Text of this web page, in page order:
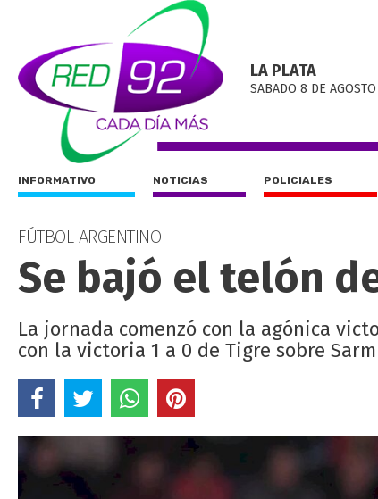
LA PLATA
SABADO 8 DE AGOSTO
INFORMATIVO NOTICIAS POLICIALES
FÚTBOL ARGENTINO
Se bajó el telón
La jornada comenzó con la agónica
con la victoria 1 a 0 de Tigre sobre